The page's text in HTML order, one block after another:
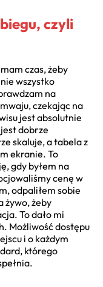
czyli
czas, żeby
wszystko
na
czekając na
jest absolutnie
dobrze
skaluje, a tabela z
ekranie. To
gdy byłem na
cenę w
odpaliłem sobie
żywo, żeby
To dało mi
Możliwość dostępu
i o każdym
którego